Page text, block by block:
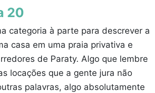
20
categoria à parte para descrever a
casa em uma praia privativa e
de Paraty. Algo que lembre
locações que a gente jura não
palavras, algo absolutamente